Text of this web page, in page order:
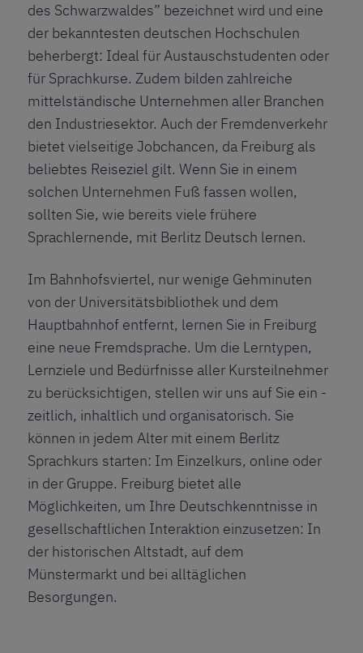
des Schwarzwaldes” bezeichnet wird und eine
der bekanntesten deutschen Hochschulen
beherbergt: Ideal für Austauschstudenten oder
für Sprachkurse. Zudem bilden zahlreiche
mittelständische Unternehmen aller Branchen
den Industriesektor. Auch der Fremdenverkehr
bietet vielseitige Jobchancen, da Freiburg als
beliebtes Reiseziel gilt. Wenn Sie in einem
solchen Unternehmen Fuß fassen wollen,
sollten Sie, wie bereits viele frühere
Sprachlernende, mit Berlitz Deutsch lernen.
Im Bahnhofsviertel, nur wenige Gehminuten
von der Universitätsbibliothek und dem
Hauptbahnhof entfernt, lernen Sie in Freiburg
eine neue Fremdsprache. Um die Lerntypen,
Lernziele und Bedürfnisse aller Kursteilnehmer
zu berücksichtigen, stellen wir uns auf Sie ein -
zeitlich, inhaltlich und organisatorisch. Sie
können in jedem Alter mit einem Berlitz
Sprachkurs starten: Im Einzelkurs, online oder
in der Gruppe. Freiburg bietet alle
Möglichkeiten, um Ihre Deutschkenntnisse in
gesellschaftlichen Interaktion einzusetzen: In
der historischen Altstadt, auf dem
Münstermarkt und bei alltäglichen
Besorgungen.